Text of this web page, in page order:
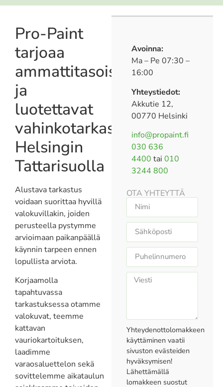
Pro-Paint
tarjoaa
ammattitasoiset
ja
luotettavat
vahinkotarkastukset
Helsingin
Tattarisuolla
Alustava tarkastus
voidaan suorittaa hyvillä
valokuvillakin, joiden
perusteella pystymme
arvioimaan paikanpäällä
käynnin tarpeen ennen
lopullista arviota.
Korjaamolla
tapahtuvassa
tarkastuksessa otamme
valokuvat, teemme
kattavan
vauriokartoituksen,
laadimme
varaosaluettelon sekä
sovittelemme aikataulun
Avoinna:
Ma – Pe 07:30 –
16:00
Yhteystiedot:
Akkutie 12,
00770 Helsinki
info@propaint.fi
030 636
4400 tai010
3244 800
OTA YHTEYTTÄ
Yhteydenottolomakkeen
käyttäminen vaatii
sivuston evästeiden
hyväksymisen!
Lähettämällä
lomakkeen suostut